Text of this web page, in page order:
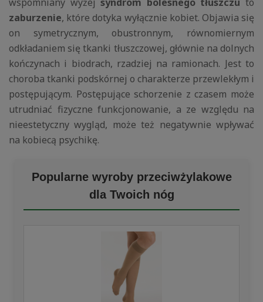
zaburzenie, które dotyka wyłącznie kobiet. Objawia się
on symetrycznym, obustronnym, równomiernym
odkładaniem się tkanki tłuszczowej, głównie na dolnych
kończynach i biodrach, rzadziej na ramionach. Jest to
choroba tkanki podskórnej o charakterze przewlekłym i
postępującym. Postępujące schorzenie z czasem może
utrudniać fizyczne funkcjonowanie, a ze względu na
nieestetyczny wygląd, może też negatywnie wpływać
na kobiecą psychikę.
Popularne wyroby przeciwżylakowe
dla Twoich nóg